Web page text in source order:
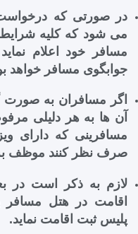
در صورتی که درخواست
می شود که کلیه شرایط،
مسافر خود اعلام
جوابگوی مسافر خواهد
اگر مسافران به صورت
آن ها به هر دلیلی
مسافرینی که دارای
صرف نظر کنند موظف به
لازم به ذکر است
پلیس ثبت اقامت نماید.